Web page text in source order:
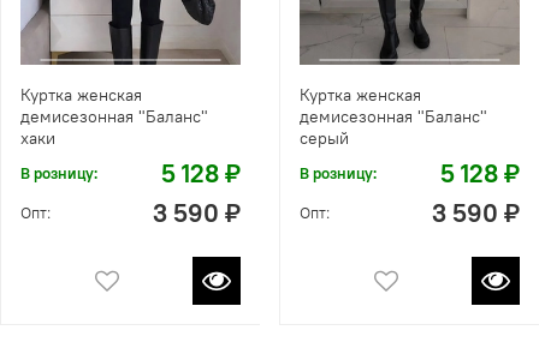
Куртка женская
демисезонная "Баланс"
хаки
В розницу: 5 128 ₽
Опт: 3 590 ₽
Куртка женская
демисезонная "Баланс"
серый
В розницу: 5 128 ₽
Опт: 3 590 ₽